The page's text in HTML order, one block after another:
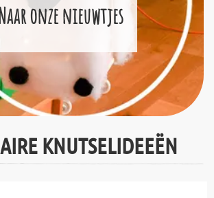
onze nieuwtjes
KNUTSELIDEEËN